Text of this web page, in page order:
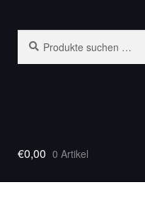
nach:
€0,00 0 Artikel